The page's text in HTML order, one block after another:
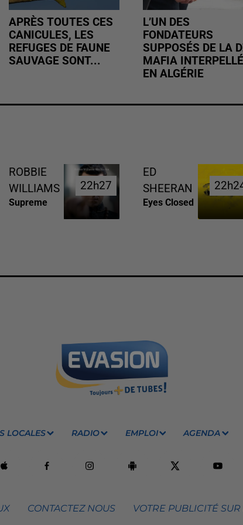
APRÈS TOUTES CES
CANICULES, LES
REFUGES DE FAUNE
SAUVAGE SONT...
L’UN DES
FONDATEURS
SUPPOSÉS DE LA
MAFIA INTERPELLÉ
EN ALGÉRIE
ROBBIE
WILLIAMS
Supreme
22h27
22h27
ED
SHEERAN
Eyes Closed
LOCALES RADIO EMPLOI AGENDA
CONTACTEZ NOUS VOTRE PUBLICITÉ